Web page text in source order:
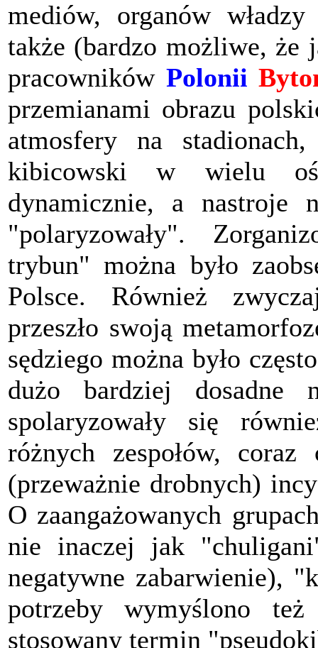
mediów, organów
także (bardzo możliwe, że
pracowników Polonii
przemianami obrazu
atmosfery na
kibicowski w wielu
dynamicznie, a nastroje
"polaryzowały".
trybun" można było
Polsce. Również
przeszło swoją
sędziego można było
dużo bardziej dosadne
spolaryzowały się
różnych zespołów,
(przeważnie drobnych)
O zaangażowanych
nie inaczej jak
negatywne zabarwienie),
potrzeby wymyślono
stosowany termin